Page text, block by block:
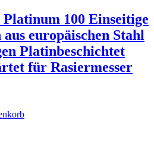
100 Einseitige
europäischen Stahl
Platinbeschichtet
für Rasiermesser